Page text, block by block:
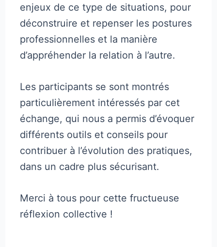
enjeux de ce type de situations, pour
déconstruire et repenser les postures
professionnelles et la manière
d’appréhender la relation à l’autre.
Les participants se sont montrés
particulièrement intéressés par cet
échange, qui nous a permis d’évoquer
différents outils et conseils pour
contribuer à l’évolution des pratiques,
dans un cadre plus sécurisant.
Merci à tous pour cette fructueuse
réflexion collective !